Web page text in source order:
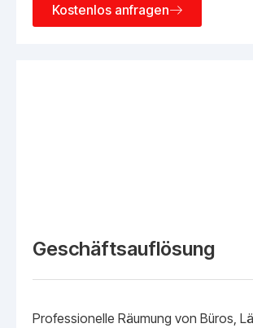
Kostenlos anfragen
Geschäftsauflösung
Professionelle Räumung von Büros,